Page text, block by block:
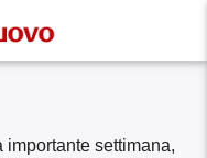
importante settimana,